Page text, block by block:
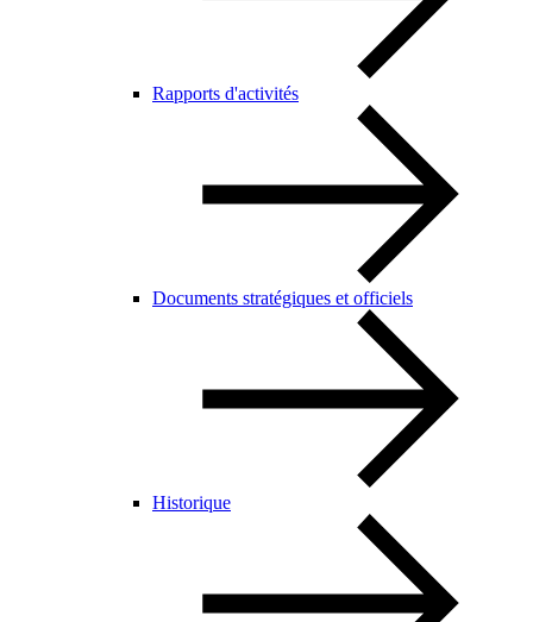
Rapports d'activités
Documents stratégiques et officiels
Historique